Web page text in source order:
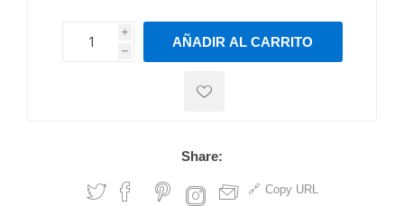
i
h
h
AÑADIR AL CARRITO
Share:
Copy URL